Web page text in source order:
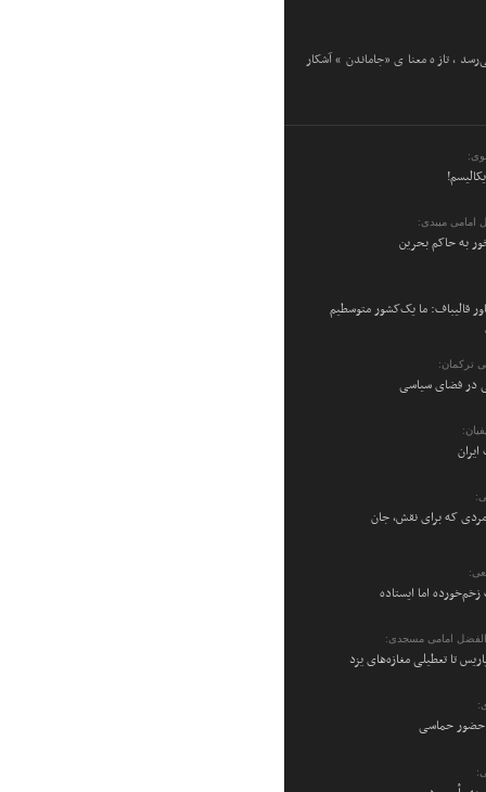
تازه معنای «جاماندن» آشکار
امامی میبدی:
به حاکم بحرین
قالیباف: ما یک‌کشور متوسطیم
ترکمان:
در فضای سیاسی
که برای نقش، جان
اما ایستاده
امامی مسجدی:
تا تعطیلی مغازه‌های یزد
حضور حماسی